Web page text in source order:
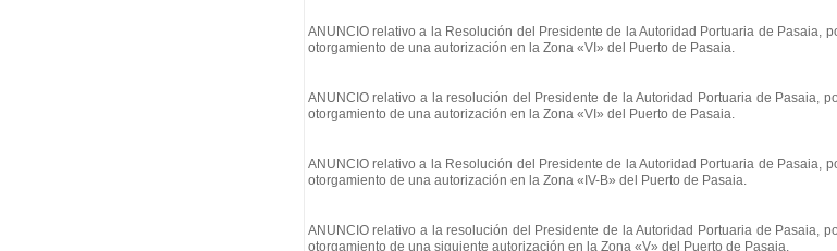
ANUNCIO relativo a la Resolución del Presidente de la Autoridad Portuaria de Pasaia,
otorgamiento de una autorización en la Zona «VI» del Puerto de Pasaia.
ANUNCIO relativo a la resolución del Presidente de la Autoridad Portuaria de Pasaia,
otorgamiento de una autorización en la Zona «VI» del Puerto de Pasaia.
ANUNCIO relativo a la Resolución del Presidente de la Autoridad Portuaria de Pasaia,
otorgamiento de una autorización en la Zona «IV-B» del Puerto de Pasaia.
ANUNCIO relativo a la resolución del Presidente de la Autoridad Portuaria de Pasaia,
otorgamiento de una siguiente autorización en la Zona «V» del Puerto de Pasaia.